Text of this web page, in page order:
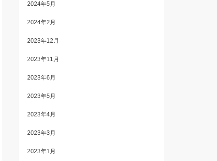
2024年5月
2024年2月
2023年12月
2023年11月
2023年6月
2023年5月
2023年4月
2023年3月
2023年1月